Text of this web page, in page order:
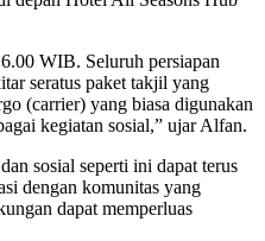
WIB. Seluruh persiapan
seratus paket takjil yang
(carrier) yang biasa digunakan
kegiatan sosial,” ujar Alfan.
sosial seperti ini dapat terus
dengan komunitas yang
dapat memperluas